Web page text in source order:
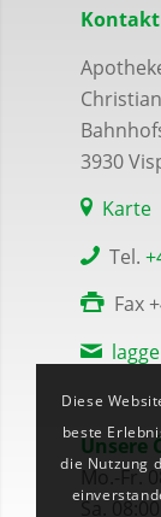
Kontakt
3930
Karte
Tel.
Fax
Unsere
Mo.-Fr.
Sa.
Diese
beste
die Nutzung